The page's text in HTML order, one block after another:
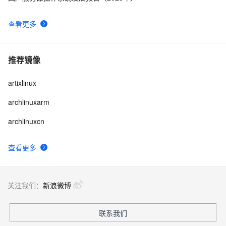
查看更多
推荐镜像
查看更多
artixlinux
archlinuxarm
archlinuxcn
关注我们： 新浪微博
联系我们